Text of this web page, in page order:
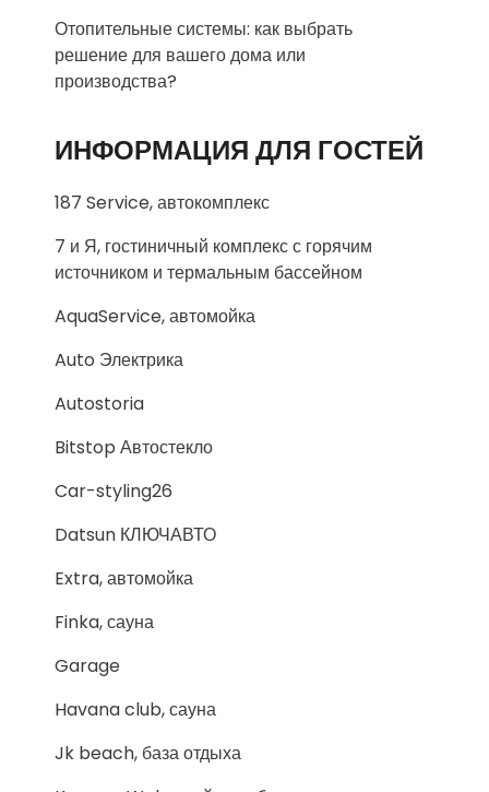
Отопительные системы: как выбрать
решение для вашего дома или
производства?
ИНФОРМАЦИЯ ДЛЯ ГОСТЕЙ
187 Service, автокомплекс
7 и Я, гостиничный комплекс с горячим
источником и термальным бассейном
AquaService, автомойка
Auto Электрика
Autostoria
Bitstop Автостекло
Car-styling26
Datsun КЛЮЧАВТО
Extra, автомойка
Finka, сауна
Garage
Havana club, сауна
Jk beach, база отдыха